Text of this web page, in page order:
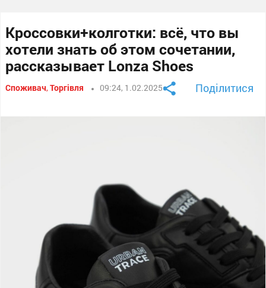
Кроссовки+колготки: всё, что вы
хотели знать об этом сочетании,
рассказывает Lonza Shoes
Споживач,Торгівля 09:24, 1.02.2025 Поділитися